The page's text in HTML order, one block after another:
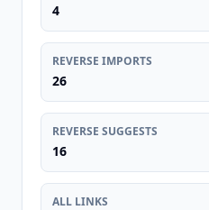
4
REVERSE IMPORTS
26
REVERSE SUGGESTS
16
ALL LINKS